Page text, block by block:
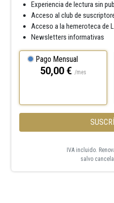
Experiencia de lectura sin
Acceso al club de
Acceso a la hemeroteca de
Newsletters informativas
Pago Mensual
50,00 € /mes
IVA incluido.
salvo